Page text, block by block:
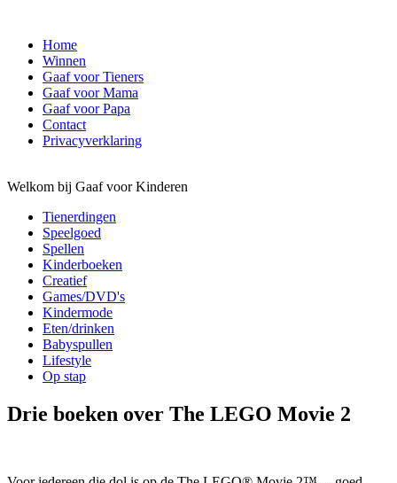
Home
Winnen
Gaaf voor Tieners
Gaaf voor Mama
Gaaf voor Papa
Contact
Privacyverklaring
Welkom bij Gaaf voor Kinderen
Tienerdingen
Speelgoed
Spellen
Kinderboeken
Creatief
Games/DVD's
Kindermode
Eten/drinken
Babyspullen
Lifestyle
Op stap
Drie boeken over The LEGO Movie 2